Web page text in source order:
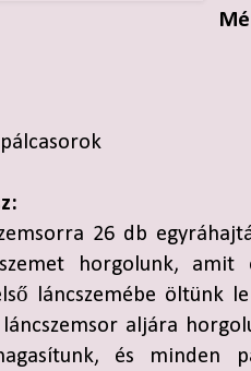
26 db
horgolunk, amit
láncszemébe öltünk
aljára
és minden